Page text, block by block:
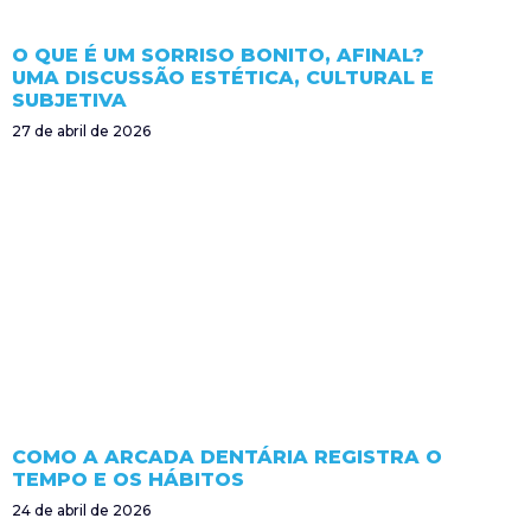
O QUE É UM SORRISO BONITO, AFINAL?
UMA DISCUSSÃO ESTÉTICA, CULTURAL E
SUBJETIVA
27 de abril de 2026
COMO A ARCADA DENTÁRIA REGISTRA O
TEMPO E OS HÁBITOS
24 de abril de 2026